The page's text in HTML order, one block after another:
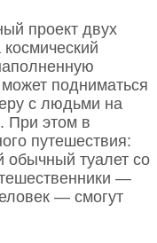
проект двух
подниматься
с людьми на
При этом в
путешествия:
обычный туалет со
—
— смогут